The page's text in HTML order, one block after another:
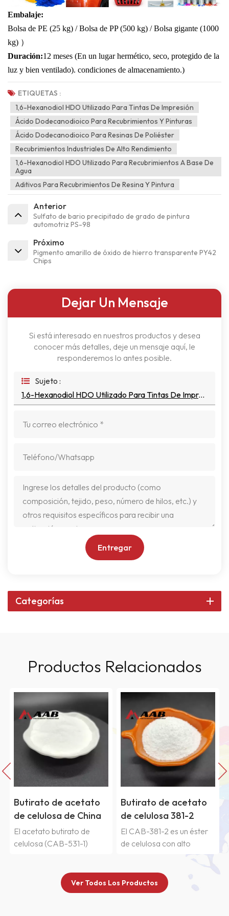
Embalaje:
Bolsa de PE (25 kg) / Bolsa de PP (500 kg) / Bolsa gigante (1000
kg) ）
Duración:12 meses (En un lugar hermético, seco, protegido de la
luz y bien ventilado). condiciones de almacenamiento.)
ETIQUETAS :
1,6-Hexanodiol HDO Utilizado Para Tintas De Impresión
Ácido Dodecanodioico Para Recubrimientos Y Pinturas
Ácido Dodecanodioico Para Resinas De Poliéster
Recubrimientos Industriales De Alto Rendimiento
1,6-Hexanodiol HDO Utilizado Para Recubrimientos A Base De
Agua
Aditivos Para Recubrimientos De Resina Y Pintura
Anterior
Sulfato de bario precipitado de grado de pintura
automotriz PS-98
Próximo
Pigmento amarillo de óxido de hierro transparente PY42
Chips
Dejar Un Mensaje
Si está interesado en nuestros productos y desea
conocer más detalles, deje un mensaje aquí, le
responderemos lo antes posible.
Sujeto :
1,6-Hexanodiol HDO Utilizado Para Tintas De Impresión
Entregar
Categorías
Productos Relacionados
Butirato de acetato
de celulosa de China
CAB-531-1
El acetato butirato de
celulosa (CAB-531-1)
y una viscosidad media. El
CAB-531-1 es compatible
Butirato de acetato
de celulosa 381-2
para pintura
automotriz OEM
El CAB-381-2 es un éster
de celulosa con alto
contenido de butirilo y alta
mayor viscosidad y peso
molecular, este éster de
Ver Todos Los Productos